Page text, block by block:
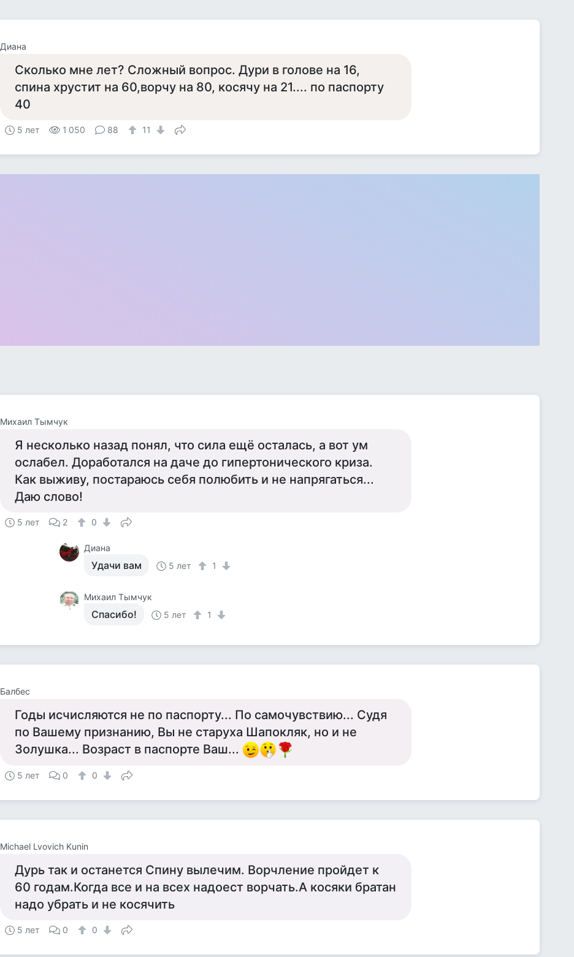
Диана
Сколько мне лет? Сложный вопрос. Дури в голове на 16,
спина хрустит на 60,ворчу на 80, косячу на 21.... по паспорту
40
5 лет 1 050 88 11
Михаил Тымчук
Я несколько назад понял, что сила ещё осталась, а вот ум
ослабел. Доработался на даче до гипертонического криза.
Как выживу, постараюсь себя полюбить и не напрягаться...
Даю слово!
5 лет 2 0
Диана
Удачи вам 5 лет 1
Михаил Тымчук
Спасибо! 5 лет 1
Балбес
Годы исчисляются не по паспорту... По самочувствию... Судя
по Вашему признанию, Вы не старуха Шапокляк, но и не
Золушка... Возраст в паспорте Ваш...
5 лет 0 0
Michael Lvovich Kunin
Дурь так и останется Спину вылечим. Ворчление пройдет к
60 годам.Когда все и на всех надоест ворчать.А косяки братан
надо убрать и не косячить
5 лет 0 0